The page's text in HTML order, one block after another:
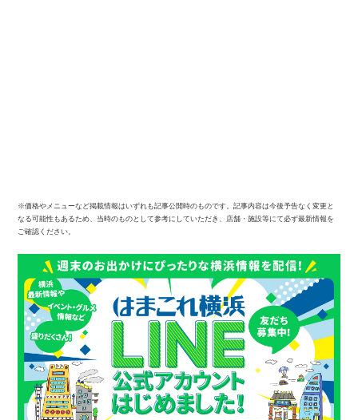
※価格やメニューなど掲載情報はいずれも記事公開時のものです。記事内容は今後予告なく変更と
なる可能性もあるため、当時のものとして参考にしていただき、店舗・施設等にて必ず最新情報を
ご確認ください。